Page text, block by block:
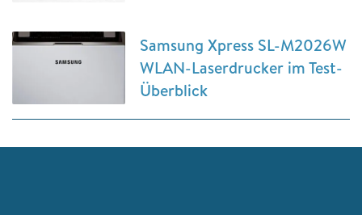
Samsung Xpress SL-M2026W
WLAN-Laserdrucker im Test-
Überblick